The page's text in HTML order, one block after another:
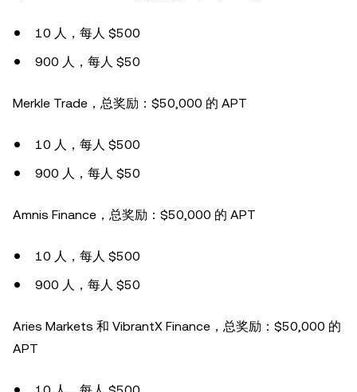
10 人，每人 $500
900 人，每人 $50
Merkle Trade，总奖励：$50,000 的 APT
10 人，每人 $500
900 人，每人 $50
Amnis Finance，总奖励：$50,000 的 APT
10 人，每人 $500
900 人，每人 $50
Aries Markets 和 VibrantX Finance，总奖励：$50,000 的
APT